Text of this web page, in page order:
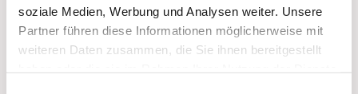
soziale Medien, Werbung und Analysen weiter. Unsere
Partner führen diese Informationen möglicherweise mit
weiteren Daten zusammen, die Sie ihnen bereitgestellt